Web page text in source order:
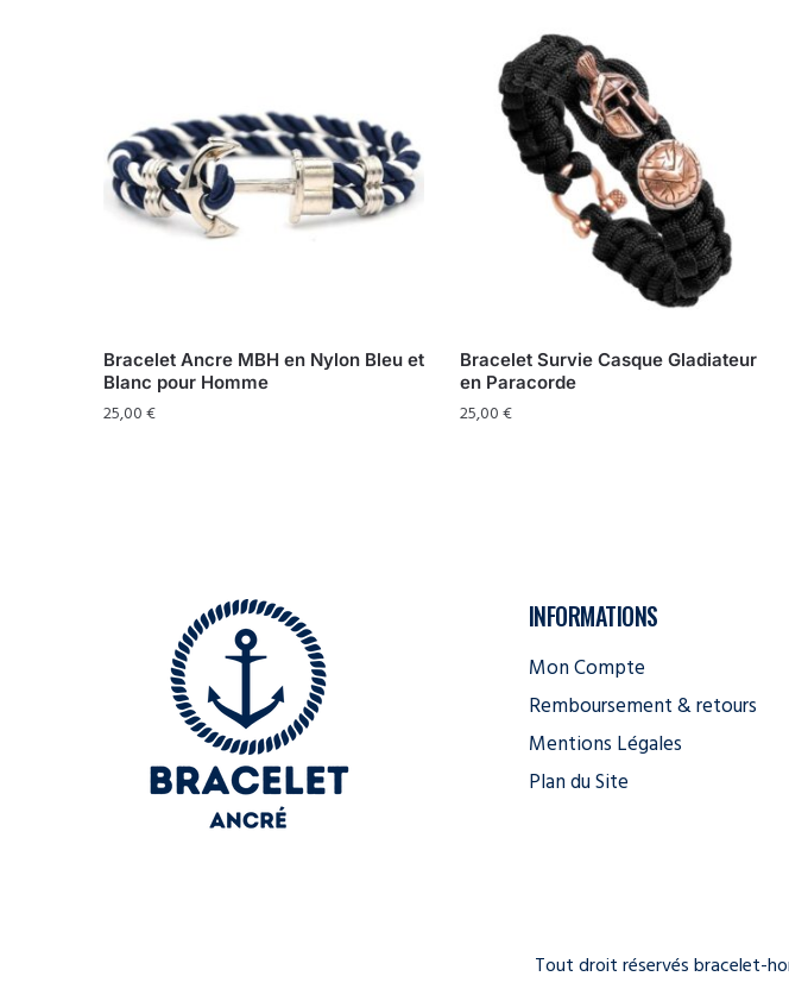
Bracelet Ancre MBH en Nylon Bleu et
Blanc pour Homme
25,00€
Bracelet Survie Casque Gladiateur
en Paracorde
25,00€
INFORMATIONS
Mon Compte
Remboursement & retours
Mentions Légales
Plan du Site
Tout droit réservés bracelet-